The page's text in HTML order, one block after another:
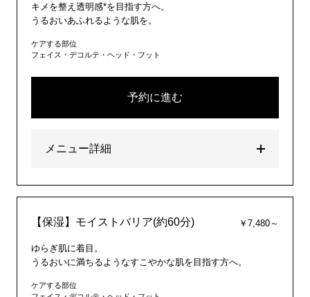
キメを整え透明感*を目指す方へ。
うるおいあふれるような肌を。
ケアする部位
フェイス・デコルテ・ヘッド・フット
予約に進む
メニュー詳細
【保湿】モイストバリア(約60分) ￥7,480～
ゆらぎ肌に着目。
うるおいに満ちるようなすこやかな肌を目指す方へ。
ケアする部位